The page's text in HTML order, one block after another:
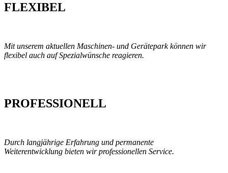
FLEXIBEL
Mit unserem aktuellen Maschinen- und Gerätepark können wir
flexibel auch auf Spezialwünsche reagieren.
PROFESSIONELL
Durch langjährige Erfahrung und permanente
Weiterentwicklung bieten wir professionellen Service.